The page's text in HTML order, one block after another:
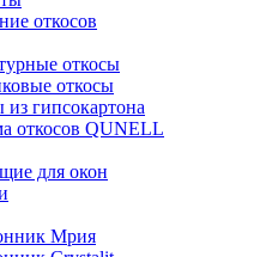
откосов
откосы
откосы
из гипсокартона
откосов QUNELL
для окон
Мрия